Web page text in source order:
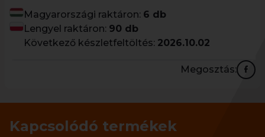
Magyarországi raktáron: 6 db
Lengyel raktáron: 90 db
Következő készletfeltöltés: 2026.10.02
Megosztás:
Kapcsolódó termékek